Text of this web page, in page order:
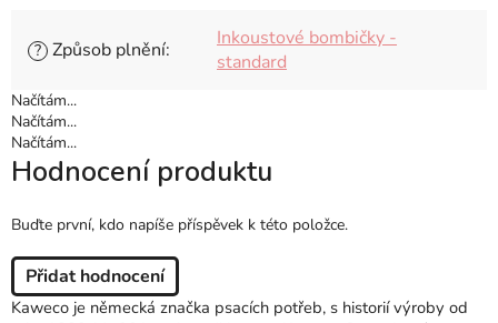
? Způsob plnění:
Inkoustové bombičky -
standard
Načítám...
Načítám...
Načítám...
Hodnocení produktu
Buďte první, kdo napíše příspěvek k této položce.
Přidat hodnocení
Kaweco je německá značka psacích potřeb, s historií výroby od